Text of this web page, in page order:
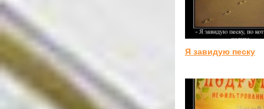
Я завидую песку